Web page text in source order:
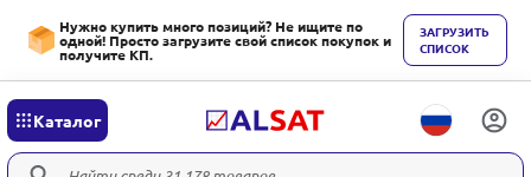
Нужно купить много позиций? Не ищите по
одной! Просто загрузите свой список покупок и
получите КП.
ЗАГРУЗИТЬ
СПИСОК
Каталог